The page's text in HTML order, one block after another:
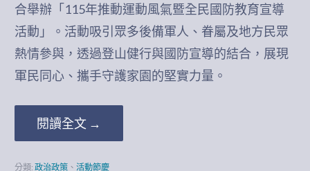
合舉辦「115年推動運動風氣暨全民國防教育宣導
活動」。活動吸引眾多後備軍人、眷屬及地方民眾
熱情參與，透過登山健行與國防宣導的結合，展現
軍民同心、攜手守護家園的堅實力量。
閱讀全文 →
分類: 政治政策、 活動節慶